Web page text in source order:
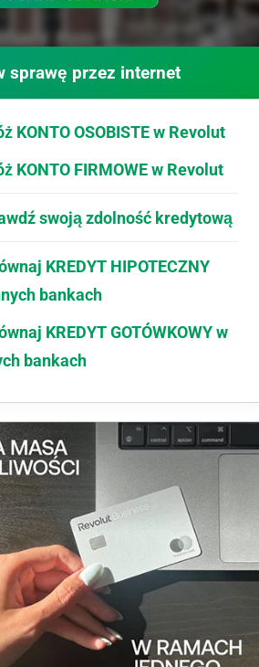
sprawę przez internet
KONTO OSOBISTE w Revolut
KONTO FIRMOWE w Revolut
swoją zdolność kredytową
KREDYT HIPOTECZNY
bankach
KREDYT GOTÓWKOWY w
bankach